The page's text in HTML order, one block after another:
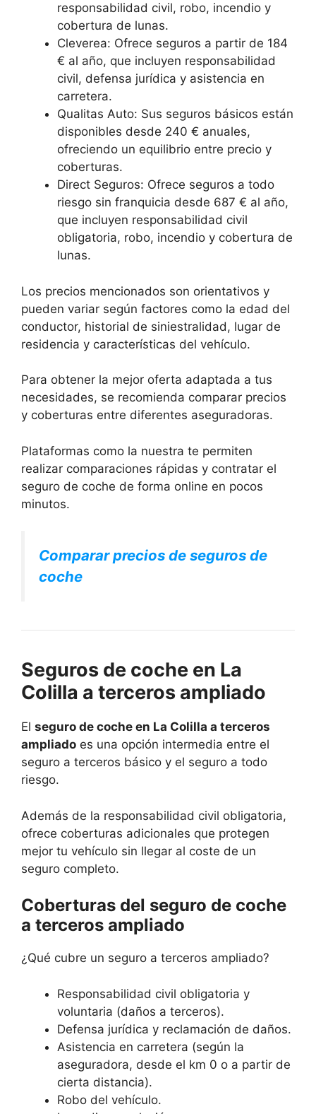
responsabilidad civil, robo, incendio y
cobertura de lunas.
Cleverea: Ofrece seguros a partir de 184
€ al año, que incluyen responsabilidad
civil, defensa jurídica y asistencia en
carretera.
Qualitas Auto: Sus seguros básicos están
disponibles desde 240 € anuales,
ofreciendo un equilibrio entre precio y
coberturas.
Direct Seguros: Ofrece seguros a todo
riesgo sin franquicia desde 687 € al año,
que incluyen responsabilidad civil
obligatoria, robo, incendio y cobertura de
lunas.
Los precios mencionados son orientativos y
pueden variar según factores como la edad del
conductor, historial de siniestralidad, lugar de
residencia y características del vehículo.
Para obtener la mejor oferta adaptada a tus
necesidades, se recomienda comparar precios
y coberturas entre diferentes aseguradoras.
Plataformas como la nuestra te permiten
realizar comparaciones rápidas y contratar el
seguro de coche de forma online en pocos
minutos.
Comparar precios de seguros de
coche
Seguros de coche en La
Colilla a terceros ampliado
El seguro de coche en La Colilla a terceros
ampliado es una opción intermedia entre el
seguro a terceros básico y el seguro a todo
riesgo.
Además de la responsabilidad civil obligatoria,
ofrece coberturas adicionales que protegen
mejor tu vehículo sin llegar al coste de un
seguro completo.
Coberturas del seguro de coche
a terceros ampliado
¿Qué cubre un seguro a terceros ampliado?
Responsabilidad civil obligatoria y
voluntaria (daños a terceros).
Defensa jurídica y reclamación de daños.
Asistencia en carretera (según la
aseguradora, desde el km 0 o a partir de
cierta distancia).
Robo del vehículo.